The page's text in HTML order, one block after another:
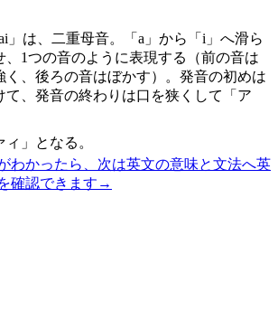
ai」は、二重母音。「a」から「i」へ滑ら
、1つの音のように表現する（前の音は
く、後ろの音はぼかす）。発音の初めは
て、発音の終わりは口を狭くして「ア
」となる。
わかったら、次は英文の意味と文法へ英
確認できます →